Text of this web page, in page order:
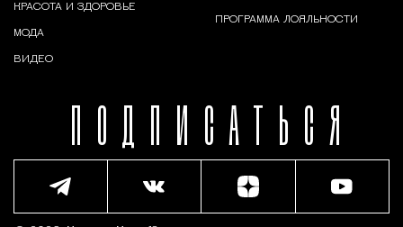
ПОДПИСАТЬСЯ
КРАСОТА И ЗДОРОВЬЕ
МОДА
ВИДЕО
ПРОГРАММА ЛОЯЛЬНОСТИ